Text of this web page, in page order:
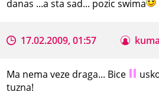
danas ...a sta sad... pozic swima
17.02.2009, 01:57
Ma nema veze draga... Bice
tuzna!